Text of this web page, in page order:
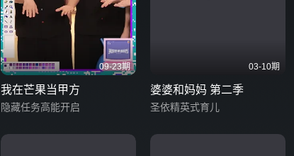
09-23期
我在芒果当甲方
隐藏任务高能开启
03-10期
婆婆和妈妈 第二季
圣依精英式育儿